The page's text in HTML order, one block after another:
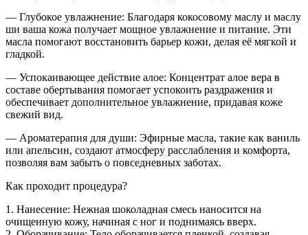
— Глубокое увлажнение: Благодаря кокосовому маслу и маслу
ши ваша кожа получает мощное увлажнение и питание. Эти
масла помогают восстановить барьер кожи, делая её мягкой и
гладкой.
— Успокаивающее действие алое: Концентрат алое вера в
составе обертывания помогает успокоить раздражения и
обеспечивает дополнительное увлажнение, придавая коже
свежий вид.
— Ароматерапия для души: Эфирные масла, такие как ваниль
или апельсин, создают атмосферу расслабления и комфорта,
позволяя вам забыть о повседневных заботах.
Как проходит процедура?
1. Нанесение: Нежная шоколадная смесь наносится на
очищенную кожу, начиная с ног и поднимаясь вверх.